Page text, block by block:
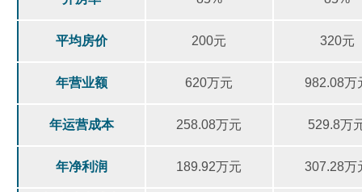
平均房价 200元 320元
年营业额 620万元 982.08万
年运营成本 258.08万元 529.8万
年净利润 189.92万元 307.28万